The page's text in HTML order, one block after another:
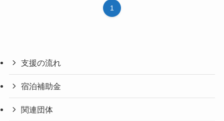
1
支援の流れ
宿泊補助金
関連団体